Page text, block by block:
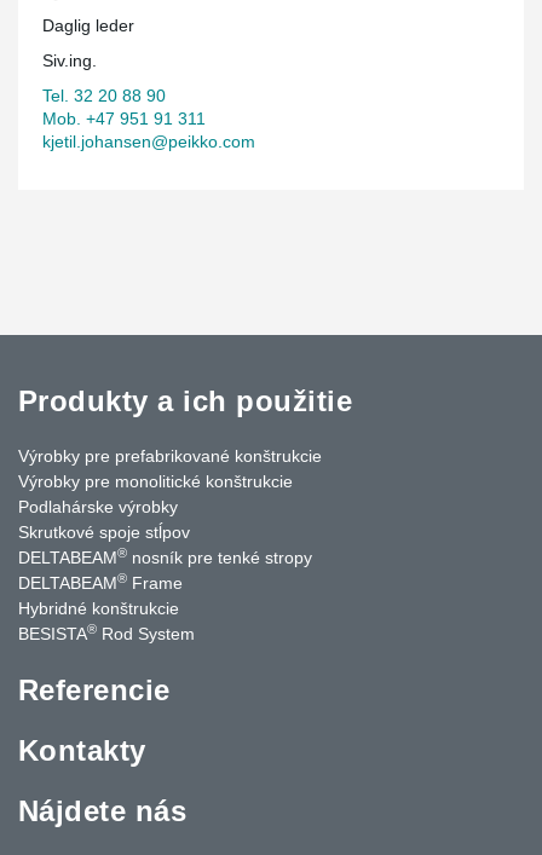
Daglig leder
Siv.ing.
Tel. 32 20 88 90
Mob. +47 951 91 311
kjetil.johansen@peikko.com
Produkty a ich použitie
Výrobky pre prefabrikované konštrukcie
Výrobky pre monolitické konštrukcie
Podlahárske výrobky
Skrutkové spoje stĺpov
DELTABEAM® nosník pre tenké stropy
DELTABEAM® Frame
Hybridné konštrukcie
BESISTA® Rod System
Referencie
Kontakty
Nájdete nás